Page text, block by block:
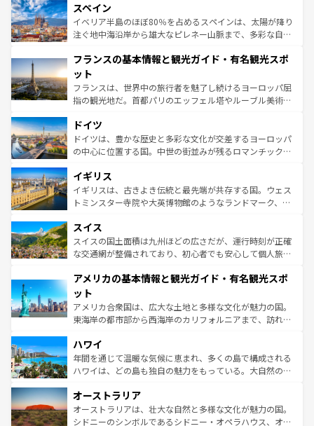
ろん、トスカーナの美しい田園風景やアマルフィ海岸の絶
景など、自然景観も見逃せない。観光の合間には、本場の
ピザやパスタなど、絶品のイタリア料理を堪能することも
ませてくれるイタリアで、忘れられない旅をしてみよう！
なお、新着のイタリア情報は
しい。
スペイン
イベリア半島のほぼ80％を占めるスペインは、太陽が降り
注ぐ地中海沿岸から雄大なピレネー山脈まで、多彩な自然
文化が根付くこの国では、情熱的なフラメンコ、熱気あふ
れる闘牛、そして美味しいタパスが生活の一部となってい
る。首都マドリードの洗練された雰囲気や、バルセロナの
アートに溢れた街角から、地方では古代ローマ遺跡や中世
せる。地方によって風土や気候が異なるスペインはその個
性で訪れる人を魅了する。 なお、新着のスペイン情報は コ
ンテンツ一覧を参照してほしい。
フランスの基本情報と観光ガイド・有名観光スポ
ット
フランスは、世界中の旅行者を魅了し続けるヨーロッパ屈
指の観光地だ。首都パリのエッフェル塔やルーブル美術館
で、幅広い魅力が詰まっている。華麗な宮殿、歴史的な大
聖堂、美しいビーチ、そして豊かな自然が、訪れる者を心
から魅了する。また、フランスは美食の国としても知ら
いる。シャンパンの発祥地であるランス、プロヴァンスの
香り高いラベンダー畑など、多彩な楽しみ方が可能だ。さ
らに、パリ以外の地域にも魅力が溢れており、どの街角に
れる地方に足を運ぶとそれぞれで全く異なる文化を体験で
きるだろう。 なお、新着のフランス情報はコンテンツ一覧
を参照してほしい。
ドイツ
ドイツは、豊かな歴史と多彩な文化が交差するヨーロッパ
の中心に位置する国。中世の街並みが残るロマンチック街
顔を持つこの国は、どこを歩いても飽きることがない。ベ
ルリンの文化的活気、バイエルン州のアルプスの絶景、そ
してライン川沿いのワイン畑といった風景は必見。ビール
は、お酒好きな人にはぜひ体験してほしい。 なお、新着の
ドイツ情報はコンテンツ一覧を参照してほしい。
イギリス
イギリスは、古きよき伝統と最先端が共存する国。ウェス
トミンスター寺院や大英博物館のようなランドマーク、歴
リアごとに異なる魅力がある。また、優雅なアフタヌーン
ティー、ビール好きにはたまらない英国パブ、サッカー観
戦など、本場だからこそできる体験も豊富。イギリスを旅
ンツ一覧を参照してほしい。
スイス
スイスの国土面積は九州ほどの広さだが、運行時刻が正確
な交通網が整備されており、初心者でも安心して個人旅行
の建物がそのまま残る町や、スイスならではのユニークな
博物館もあり、アルプス観光だけでなく町歩きも満喫する
ことができる。国民の所得が高いため物価も高いが、旅行
者向けの交通パス提供のサービスもあり、うまく活用すれ
着のスイス情報は
アメリカの基本情報と観光ガイド・有名観光スポ
ット
アメリカ合衆国は、広大な土地と多様な文化が魅力の国。
東海岸の都市部から西海岸のカリフォルニアまで、訪れる
のような巨大都市は、観光、ショッピング、エンターテイ
ンメントが詰まった刺激的なスポットだ。一方、アメリカ
西部には大自然が広がり、グランドキャニオンやイエロー
部のニューオーリンズでは、音楽と美食が融合した独特の
文化が魅力。旅行者はアメリカの各地域で異なる魅力を楽
しみながら、その多様性と豊かな歴史を感じることができ
ハワイ
年間を通じて温暖な気候に恵まれ、多くの島で構成される
ハワイは、どの島も独自の魅力をもっている。大自然の神
ワイ島は見逃せない。また、定番の観光地といえばオアフ
島だが、静かな自然を求めるならマウイ島やカウアイ島が
おすすめ。エメラルドグリーンに輝く海をはじめ、豊かな
オーストラリア
オーストラリアは、壮大な自然と多様な文化が魅力の国。
シドニーのシンボルであるシドニー・オペラハウス、オー